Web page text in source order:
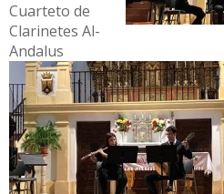
Cuarteto de
Clarinetes Al-
Andalus